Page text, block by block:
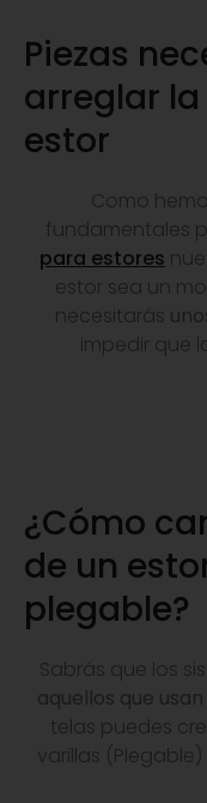
Piezas
arreglar
estor
Como
fundamentales
para estores
estor sea un
necesitarás
impedir que
¿Cómo
de un
plegable?
Sabrás que los
aquellos que
telas puedes
varillas